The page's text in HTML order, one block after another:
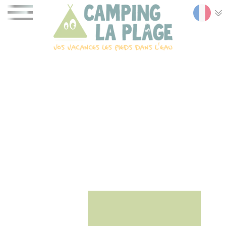
Panneau de gestion des cookies